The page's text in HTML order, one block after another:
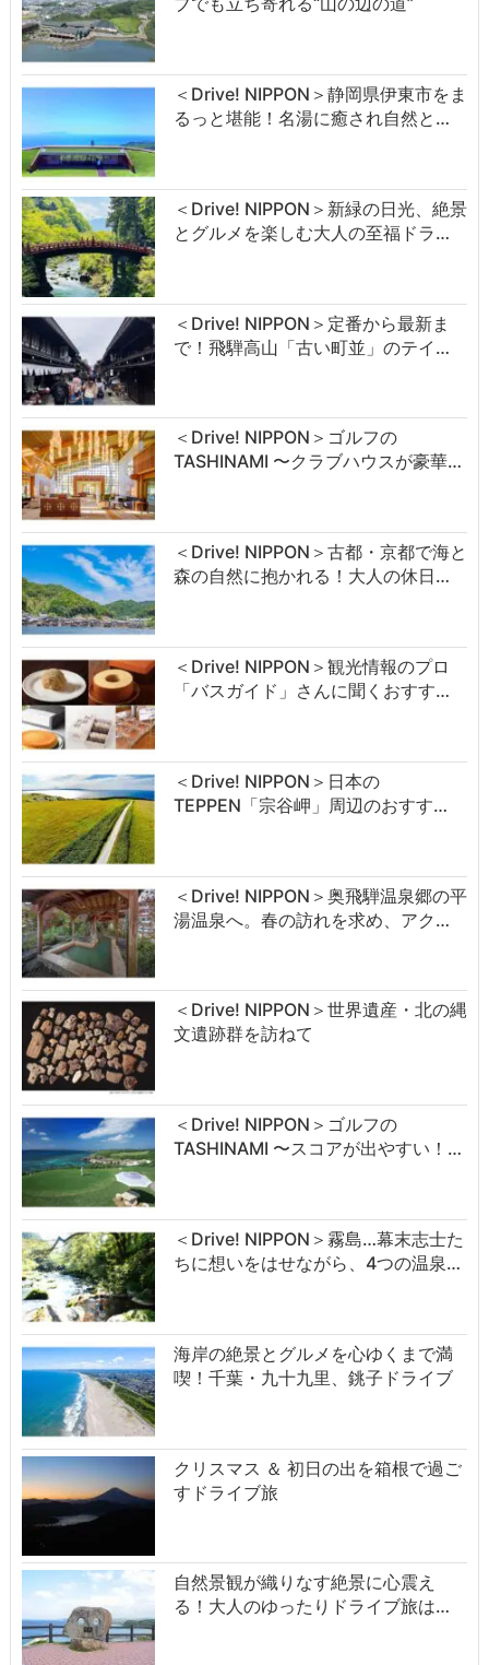
＜Drive! NIPPON＞静岡県伊東市をま
るっと堪能！名湯に癒され自然と…
＜Drive! NIPPON＞新緑の日光、絶景
とグルメを楽しむ大人の至福ドラ…
＜Drive! NIPPON＞定番から最新ま
で！飛騨高山「古い町並」のテイ…
＜Drive! NIPPON＞ゴルフの
TASHINAMI 〜クラブハウスが豪華…
＜Drive! NIPPON＞古都・京都で海と
森の自然に抱かれる！大人の休日…
＜Drive! NIPPON＞観光情報のプロ
「バスガイド」さんに聞くおすす…
＜Drive! NIPPON＞日本の
TEPPEN「宗谷岬」周辺のおすす…
＜Drive! NIPPON＞奥飛騨温泉郷の平
湯温泉へ。春の訪れを求め、アク…
＜Drive! NIPPON＞世界遺産・北の縄
文遺跡群を訪ねて
＜Drive! NIPPON＞ゴルフの
TASHINAMI 〜スコアが出やすい！…
＜Drive! NIPPON＞霧島…幕末志士た
ちに想いをはせながら、4つの温泉…
海岸の絶景とグルメを心ゆくまで満
喫！千葉・九十九里、銚子ドライブ
クリスマス ＆ 初日の出を箱根で過ご
すドライブ旅
自然景観が織りなす絶景に心震え
る！大人のゆったりドライブ旅は…